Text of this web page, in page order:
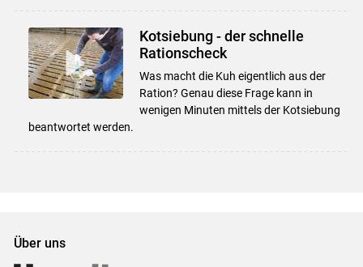
Kotsiebung - der schnelle
Rationscheck
Was macht die Kuh eigentlich aus der
Ration? Genau diese Frage kann in
wenigen Minuten mittels der Kotsiebung
beantwortet werden.
Über uns